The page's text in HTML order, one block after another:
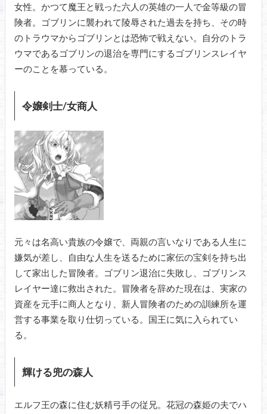
女性。かつて魔王と戦った六人の英雄の一人で金等級の冒
険者。ゴブリンに襲われて陵辱された過去を持ち、その時
のトラウマからゴブリンとは恐怖で戦えない。自分のトラ
ウマであるゴブリンの退治を専門にするゴブリンスレイヤ
ーのことを慕っている。
令嬢剣士/女商人
元々は名高い貴族の令嬢で、両親の言いなりである人生に
嫌気が差し、自由な人生を送るために家伝の宝剣を持ち出
して家出した冒険者。ゴブリン退治に失敗し、ゴブリンス
レイヤー達に救出された。冒険者を辞めた現在は、実家の
資産を元手に商人となり、新人冒険者のための訓練所を運
営する事業を取り仕切っている。国王に気に入られてい
る。
輝ける兜の森人
エルフ王の森に住む妖精弓手の従兄。花冠の森姫の夫でハ